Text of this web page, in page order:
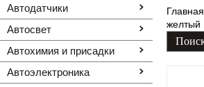
Автодатчики
Автосвет
Автохимия и присадки
Автоэлектроника
Главная
желтый